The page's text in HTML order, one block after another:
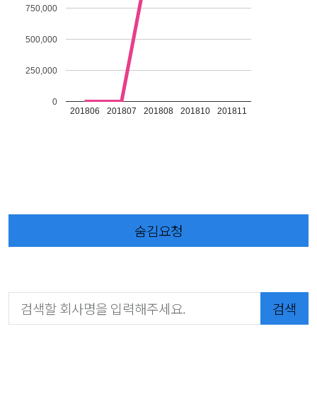
201806 201807 201808 201810 201811
0
250,000
500,000
750,000
숨김요청
검색